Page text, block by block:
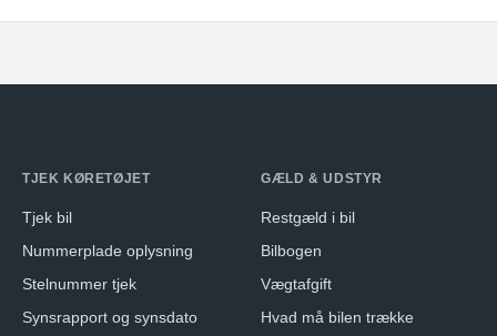
TJEK KØRETØJET
Tjek bil
Nummerplade oplysning
Stelnummer tjek
Synsrapport og synsdato
GÆLD & UDSTYR
Restgæld i bil
Bilbogen
Vægtafgift
Hvad må bilen trække